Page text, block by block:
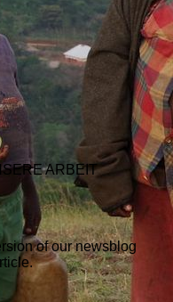
ARBEIT
of our newsblog